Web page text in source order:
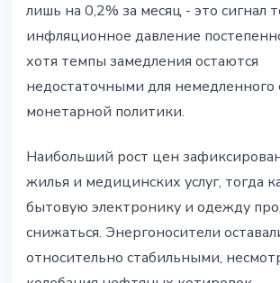
лишь на 0,2% за месяц - это сигнал
инфляционное давление
хотя темпы замедления остаются
недостаточными для немедленного
монетарной политики.
Наибольший рост цен
жилья и медицинских услуг, тогда
бытовую электронику и одежду
снижаться. Энергоносители
относительно стабильными,